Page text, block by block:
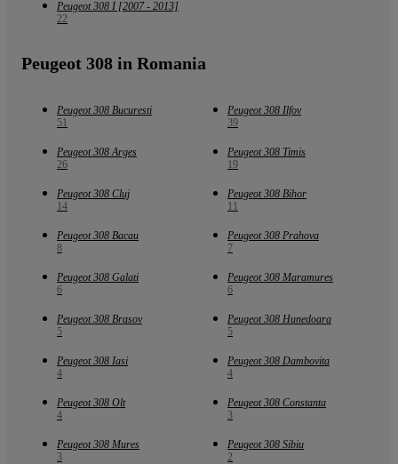
Peugeot 308 I [2007 - 2013]
22
Peugeot 308 in Romania
Peugeot 308 Bucuresti
51
Peugeot 308 Ilfov
39
Peugeot 308 Arges
26
Peugeot 308 Timis
19
Peugeot 308 Cluj
14
Peugeot 308 Bihor
11
Peugeot 308 Bacau
8
Peugeot 308 Prahova
7
Peugeot 308 Galati
6
Peugeot 308 Maramures
6
Peugeot 308 Brasov
5
Peugeot 308 Hunedoara
5
Peugeot 308 Iasi
4
Peugeot 308 Dambovita
4
Peugeot 308 Olt
4
Peugeot 308 Constanta
3
Peugeot 308 Mures
3
Peugeot 308 Sibiu
2